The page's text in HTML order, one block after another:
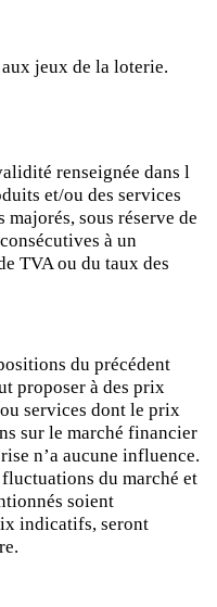
jeux de la loterie.
renseignée dans l
et/ou des services
majorés, sous réserve de
à un
TVA ou du taux des
du précédent
proposer à des prix
services dont le prix
sur le marché financier
n’a aucune influence.
du marché et
soient
indicatifs, seront